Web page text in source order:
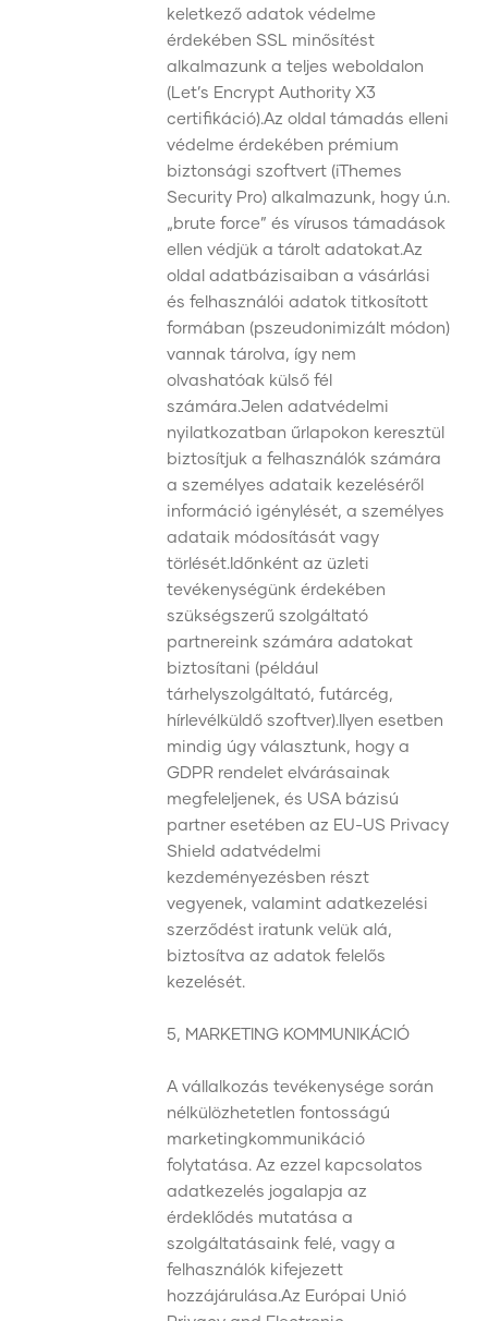
keletkező adatok védelme
érdekében SSL minősítést
alkalmazunk a teljes weboldalon
(Let’s Encrypt Authority X3
certifikáció).Az oldal támadás elleni
védelme érdekében prémium
biztonsági szoftvert (iThemes
Security Pro) alkalmazunk, hogy ú.n.
„brute force” és vírusos támadások
ellen védjük a tárolt adatokat.Az
oldal adatbázisaiban a vásárlási
és felhasználói adatok titkosított
formában (pszeudonimizált módon)
vannak tárolva, így nem
olvashatóak külső fél
számára.Jelen adatvédelmi
nyilatkozatban űrlapokon keresztül
biztosítjuk a felhasználók számára
a személyes adataik kezeléséről
információ igénylését, a személyes
adataik módosítását vagy
törlését.Időnként az üzleti
tevékenységünk érdekében
szükségszerű szolgáltató
partnereink számára adatokat
biztosítani (például
tárhelyszolgáltató, futárcég,
hírlevélküldő szoftver).Ilyen esetben
mindig úgy választunk, hogy a
GDPR rendelet elvárásainak
megfeleljenek, és USA bázisú
partner esetében az EU-US Privacy
Shield adatvédelmi
kezdeményezésben részt
vegyenek, valamint adatkezelési
szerződést iratunk velük alá,
biztosítva az adatok felelős
kezelését.
5, MARKETING KOMMUNIKÁCIÓ
A vállalkozás tevékenysége során
nélkülözhetetlen fontosságú
marketingkommunikáció
folytatása. Az ezzel kapcsolatos
adatkezelés jogalapja az
érdeklődés mutatása a
szolgáltatásaink felé, vagy a
felhasználók kifejezett
hozzájárulása.Az Európai Unió